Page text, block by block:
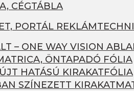
CÉGTÁBLA
PORTÁL
– ONE WAY VISION
ÖNTAPADÓ FÓLIA
HATÁSÚ KIRAKATFÓLIA
SZÍNEZETT